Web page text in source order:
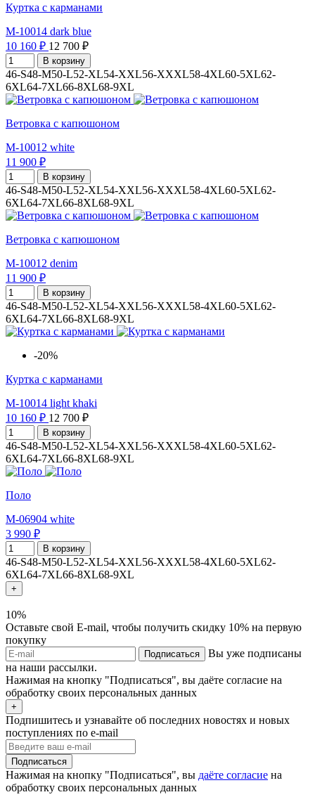
Куртка с карманами
M-10014 dark blue
10 160 ₽ 12 700 ₽
В корзину
46-S48-M50-L52-XL54-XXL56-XXXL58-4XL60-5XL62-
6XL64-7XL66-8XL68-9XL
Ветровка с капюшоном
M-10012 white
11 900 ₽
В корзину
46-S48-M50-L52-XL54-XXL56-XXXL58-4XL60-5XL62-
6XL64-7XL66-8XL68-9XL
Ветровка с капюшоном
M-10012 denim
11 900 ₽
В корзину
46-S48-M50-L52-XL54-XXL56-XXXL58-4XL60-5XL62-
6XL64-7XL66-8XL68-9XL
-20%
Куртка с карманами
M-10014 light khaki
10 160 ₽ 12 700 ₽
В корзину
46-S48-M50-L52-XL54-XXL56-XXXL58-4XL60-5XL62-
6XL64-7XL66-8XL68-9XL
Поло
M-06904 white
3 990 ₽
В корзину
46-S48-M50-L52-XL54-XXL56-XXXL58-4XL60-5XL62-
6XL64-7XL66-8XL68-9XL
+
10%
Оставьте свой E-mail, чтобы получить скидку 10% на первую
покупку
Подписаться
Вы уже подписаны
на наши рассылки.
Нажимая на кнопку "Подписаться", вы даёте согласие на
обработку своих персональных данных
+
Подпишитесь и узнавайте об последних новостях и новых
поступлениях по e-mail
Подписаться
Нажимая на кнопку "Подписаться", вы даёте согласие на
обработку своих персональных данных